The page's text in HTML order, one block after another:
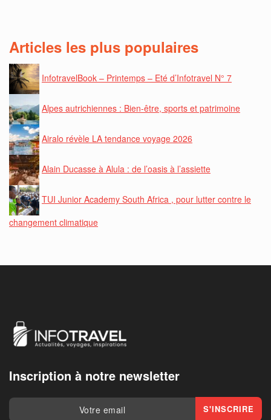
Articles les plus populaires
InfotravelBook – Printemps – Eté d’Infotravel N° 7
Alpes autrichiennes : Bien-être, sports et patrimoine
Airalo révèle LA tendance voyage 2026
Alain Ducasse à Alula : de l’oasis à l’assiette
TUI Junior Academy South Africa , pour lutter contre le
changement climatique
Inscription à notre newsletter